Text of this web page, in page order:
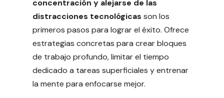
concentración y alejarse de las
distracciones tecnológicas son los
primeros pasos para lograr el éxito. Ofrece
estrategias concretas para crear bloques
de trabajo profundo, limitar el tiempo
dedicado a tareas superficiales y entrenar
la mente para enfocarse mejor.